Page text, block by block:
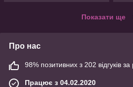
Показати ще
Про нас
98% позитивних з 202 відгуків за
Працює з 04.02.2020